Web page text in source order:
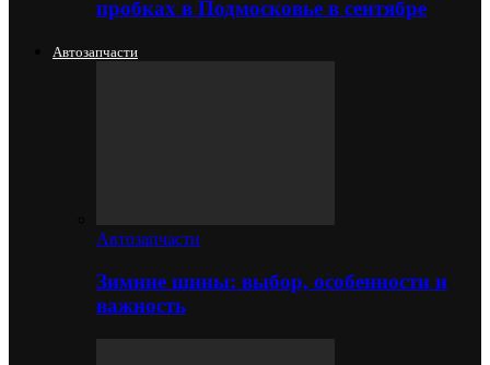
пробках в Подмосковье в сентябре
Автозапчасти
Автозапчасти
Зимние шины: выбор, особенности и
важность